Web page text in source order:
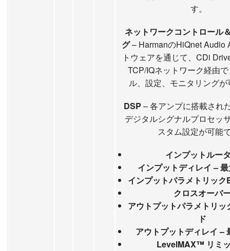
す。
ネットワークコントロール
グ– HarmanのHiQnet Audio
トウェアを通じて、CDi
TCP/IQネットワーク経由
ル、設定、モニタリング
DSP – 各アンプに搭載され
デジタルシグナルプロセッ
スタム設定が可能
インプットルー
インプットディレイ –
インプットパラメトリック
クロスオーバ
アウトプットパラメトリッ
ド
アウトプットディレイ –
LevelMAX™ リミ